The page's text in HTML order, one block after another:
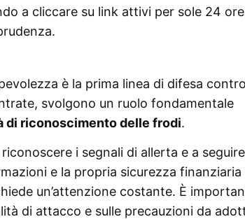
a cliccare su link attivi per sole 24
è la prima linea di difesa
svolgono un ruolo fondamentale
di riconoscimento delle frodi.
i segnali di allerta e a
e la propria sicurezza finanziaria
un’attenzione costante. È
di attacco e sulle precauzioni da